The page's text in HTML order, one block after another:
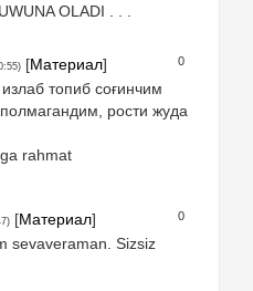
OLADI . . .
0
[Материал]
топиб соғинчим
рости жуда
rahmat
0
[Материал]
sevaveraman. Sizsiz